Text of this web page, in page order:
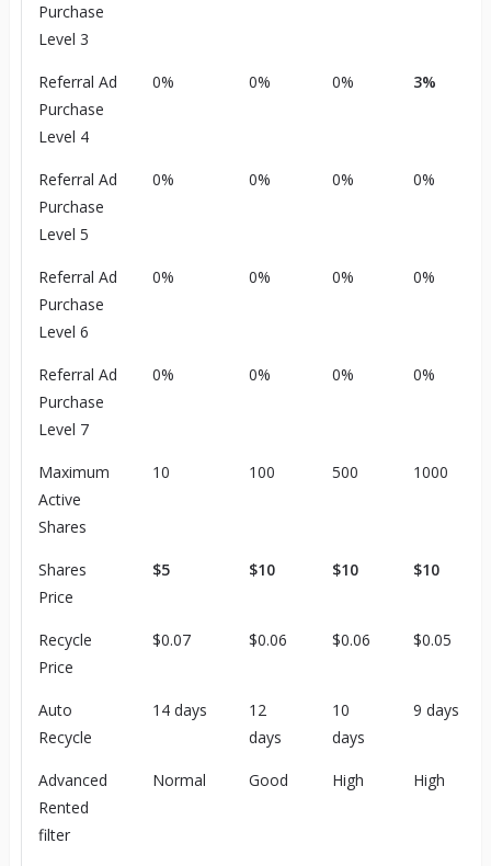
Purchase
Level 3
Referral Ad
Purchase
Level 4
0% 0% 0% 3%
Referral Ad
Purchase
Level 5
0% 0% 0% 0%
Referral Ad
Purchase
Level 6
0% 0% 0% 0%
Referral Ad
Purchase
Level 7
0% 0% 0% 0%
Maximum
Active
Shares
10 100 500 1000
Shares
Price
$5 $10 $10 $10
Recycle
Price
$0.07 $0.06 $0.06 $0.05
Auto
Recycle
14 days
12
days
10
days
9 days
Advanced
Rented
filter
Normal Good High High